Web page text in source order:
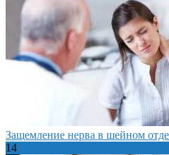
Защемление нерва в шейном
14